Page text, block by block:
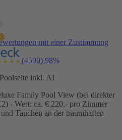
mit einer Zustimmung
(4590) 98%
inkl. AI
Family Pool View (bei direkter
- Wert: ca. € 220,- pro Zimmer
Tauchen an der traumhaften